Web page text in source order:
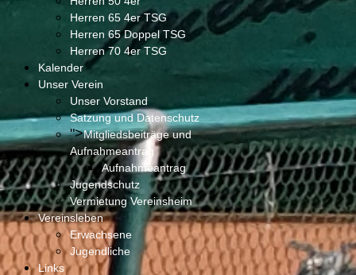
Herren 65 4er TSG
Herren 65 Doppel TSG
Herren 70 4er TSG
Kalender
Unser Verein
Unser Vorstand
Satzung und Datenschutz
">Mitgliedsbeiträge und
Aufnahmeantrag
Aufnahmeantrag
Jugendschutz
Vermietung Vereinsheim
Vereinsleben
Erwachsene
Jugendliche
Links